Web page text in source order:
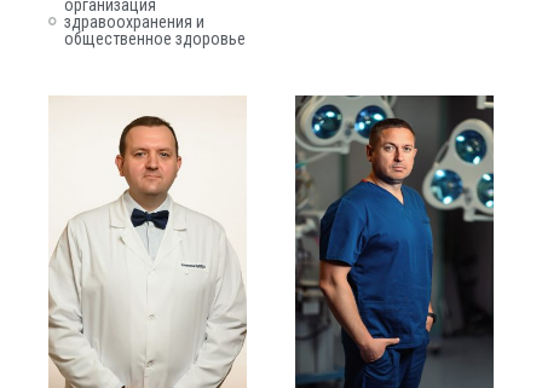
организация
здравоохранения и
общественное здоровье